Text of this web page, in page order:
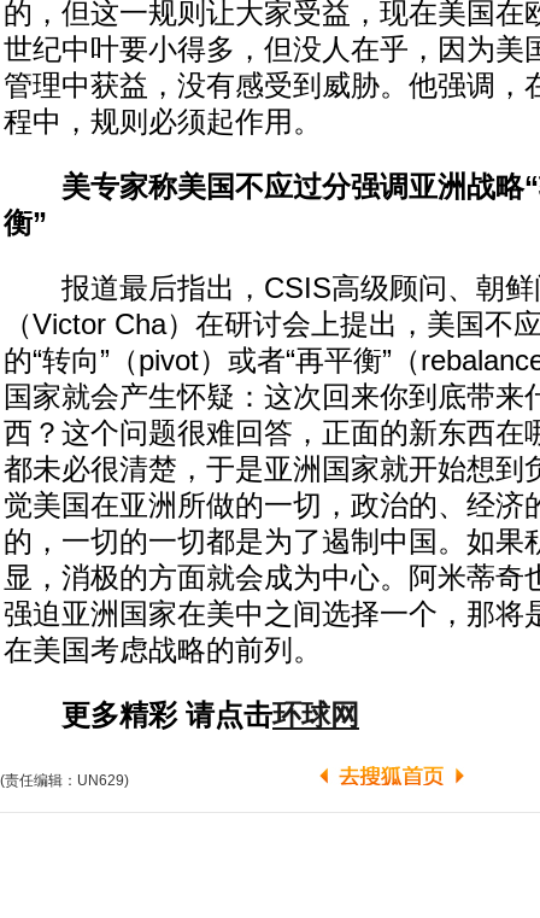
的，但这一规则让大家受益，现在美国在
世纪中叶要小得多，但没人在乎，因为美
管理中获益，没有感受到威胁。他强调，
程中，规则必须起作用。
美专家称美国不应过分强调亚洲战略
衡”
报道最后指出，CSIS高级顾问、朝鲜
（Victor Cha）在研讨会上提出，美国不
的“转向”（pivot）或者“再平衡”（
国家就会产生怀疑：这次回来你到底带来
西？这个问题很难回答，正面的新东西在
都未必很清楚，于是亚洲国家就开始想到
觉美国在亚洲所做的一切，政治的、经济
的，一切的一切都是为了遏制中国。如果
显，消极的方面就会成为中心。阿米蒂奇
强迫亚洲国家在美中之间选择一个，那将
在美国考虑战略的前列。
更多精彩 请点击环球网
(责任编辑：UN629)